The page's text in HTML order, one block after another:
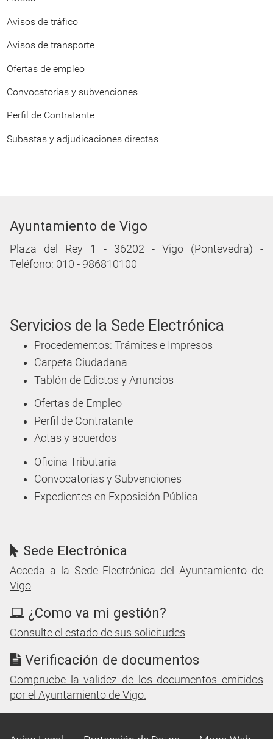
Avisos de tráfico
Avisos de transporte
Ofertas de empleo
Convocatorias y subvenciones
Perfil de Contratante
Subastas y adjudicaciones directas
Ayuntamiento de Vigo
Plaza del Rey 1 - 36202 - Vigo (Pontevedra) -
Teléfono: 010 - 986810100
Servicios de la Sede Electrónica
Procedementos: Trámites e Impresos
Carpeta Ciudadana
Tablón de Edictos y Anuncios
Ofertas de Empleo
Perfil de Contratante
Actas y acuerdos
Oficina Tributaria
Convocatorias y Subvenciones
Expedientes en Exposición Pública
Sede Electrónica
Acceda a la Sede Electrónica del Ayuntamiento de
Vigo
¿Como va mi gestión?
Consulte el estado de sus solicitudes
Verificación de documentos
Compruebe la validez de los documentos emitidos
por el Ayuntamiento de Vigo.